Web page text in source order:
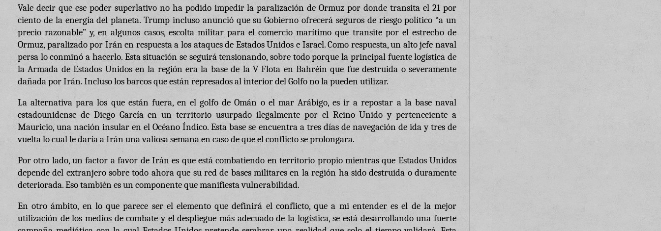
Vale decir que ese poder superlativo no ha podido impedir la paralización de Ormuz por donde transita el 21 por
ciento de la energía del planeta. Trump incluso anunció que su Gobierno ofrecerá seguros de riesgo político “a un
precio razonable” y, en algunos casos, escolta militar para el comercio marítimo que transite por el estrecho de
Ormuz, paralizado por Irán en respuesta a los ataques de Estados Unidos e Israel. Como respuesta, un alto jefe naval
persa lo conminó a hacerlo. Esta situación se seguirá tensionando, sobre todo porque la principal fuente logística de
la Armada de Estados Unidos en la región era la base de la V Flota en Bahréin que fue destruida o severamente
dañada por Irán. Incluso los barcos que están represados al interior del Golfo no la pueden utilizar.
La alternativa para los que están fuera, en el golfo de Omán o el mar Arábigo, es ir a repostar a la base naval
estadounidense de Diego García en un territorio usurpado ilegalmente por el Reino Unido y perteneciente a
Mauricio, una nación insular en el Océano Índico. Esta base se encuentra a tres días de navegación de ida y tres de
vuelta lo cual le daría a Irán una valiosa semana en caso de que el conflicto se prolongara.
Por otro lado, un factor a favor de Irán es que está combatiendo en territorio propio mientras que Estados Unidos
depende del extranjero sobre todo ahora que su red de bases militares en la región ha sido destruida o duramente
deteriorada. Eso también es un componente que manifiesta vulnerabilidad.
En otro ámbito, en lo que parece ser el elemento que definirá el conflicto, que a mi entender es el de la mejor
utilización de los medios de combate y el despliegue más adecuado de la logística, se está desarrollando una fuerte